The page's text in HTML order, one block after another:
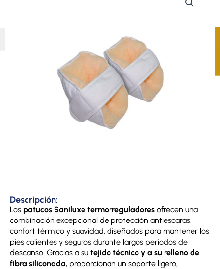
Descripción:
Los patucos Saniluxe termorreguladores ofrecen una
combinación excepcional de protección antiescaras,
confort térmico y suavidad, diseñados para mantener los
pies calientes y seguros durante largos periodos de
descanso. Gracias a su tejido técnico y a su relleno de
fibra siliconada, proporcionan un soporte ligero,